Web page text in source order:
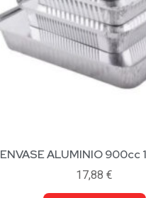
ENVASE ALUMINIO 900cc
17,88 €